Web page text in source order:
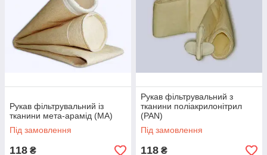
Рукав фільтрувальний із
тканини мета-арамід (MA)
Під замовлення
118 ₴
Рукав фільтрувальний з
тканини поліакрилонітрил
(PAN)
Під замовлення
118 ₴